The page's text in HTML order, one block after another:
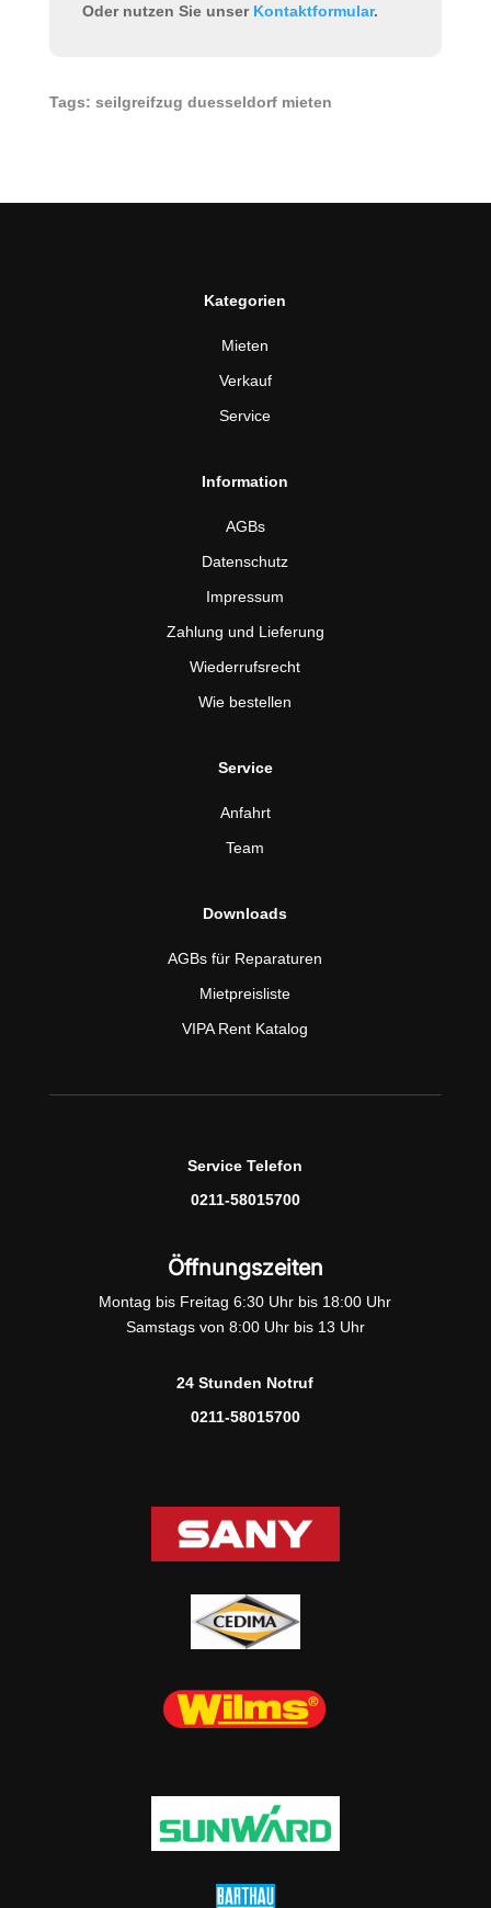
Oder nutzen Sie unser Kontaktformular.
Tags: seilgreifzug duesseldorf mieten
Kategorien
Mieten
Verkauf
Service
Information
AGBs
Datenschutz
Impressum
Zahlung und Lieferung
Wiederrufsrecht
Wie bestellen
Service
Anfahrt
Team
Downloads
AGBs für Reparaturen
Mietpreisliste
VIPA Rent Katalog
Service Telefon
0211-58015700
Öffnungszeiten
Montag bis Freitag 6:30 Uhr bis 18:00 Uhr
Samstags von 8:00 Uhr bis 13 Uhr
24 Stunden Notruf
0211-58015700